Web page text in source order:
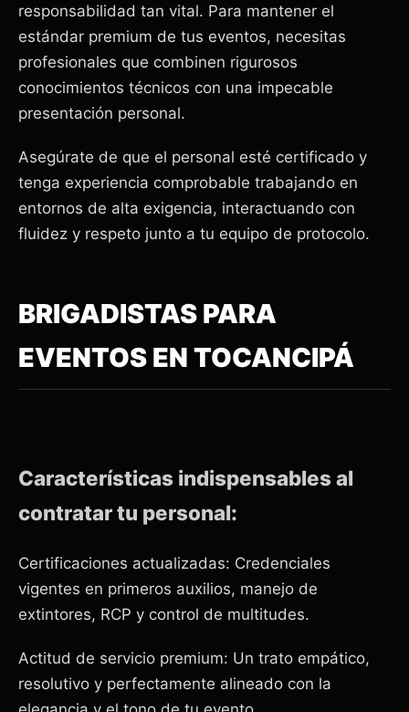
responsabilidad tan vital. Para mantener el
estándar premium de tus eventos, necesitas
profesionales que combinen rigurosos
conocimientos técnicos con una impecable
presentación personal.
Asegúrate de que el personal esté certificado y
tenga experiencia comprobable trabajando en
entornos de alta exigencia, interactuando con
fluidez y respeto junto a tu equipo de protocolo.
BRIGADISTAS PARA
EVENTOS EN TOCANCIPÁ
Características indispensables al
contratar tu personal:
Certificaciones actualizadas: Credenciales
vigentes en primeros auxilios, manejo de
extintores, RCP y control de multitudes.
Actitud de servicio premium: Un trato empático,
resolutivo y perfectamente alineado con la